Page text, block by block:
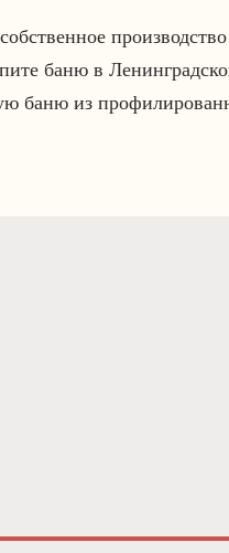
производство
баню в
баню из